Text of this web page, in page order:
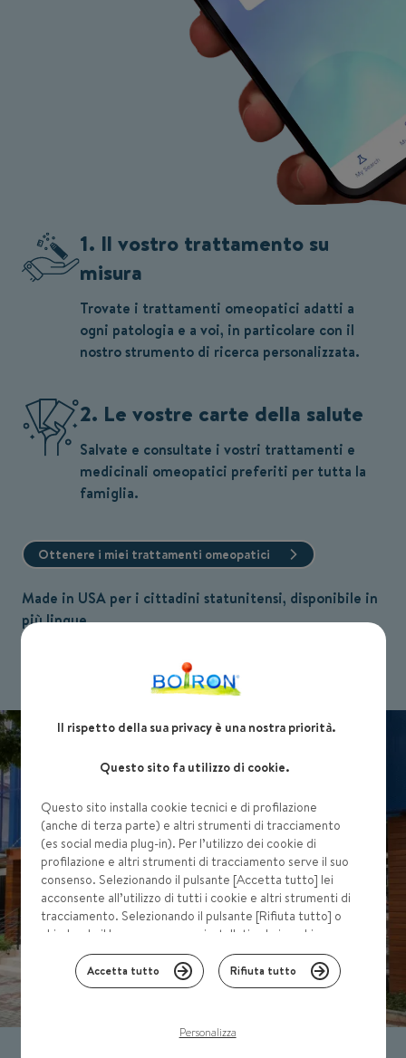
1. Il vostro trattamento su
misura
Trovate i trattamenti omeopatici adatti a
ogni patologia e a voi, in particolare con il
nostro strumento di ricerca personalizzata.
2. Le vostre carte della salute
Salvate e consultate i vostri trattamenti e
medicinali omeopatici preferiti per tutta la
famiglia.
Ottenere i miei trattamenti omeopatici
Made in USA per i cittadini statunitensi, disponibile in
più lingue.
Il rispetto della sua privacy è una nostra priorità.
Questo sito fa utilizzo di cookie.
Questo sito installa cookie tecnici e di profilazione
(anche di terza parte) e altri strumenti di tracciamento
(es social media plug-in). Per l’utilizzo dei cookie di
profilazione e altri strumenti di tracciamento serve il suo
consenso. Selezionando il pulsante [Accetta tutto] lei
acconsente all’utilizzo di tutti i cookie e altri strumenti di
tracciamento. Selezionando il pulsante [Rifiuta tutto] o
chiudendo il banner, verranno installati solo i cookies
tecnici. Se invece vuole personalizzare le sue scelte, col
pulsante [Personalizza] può indicare le categorie che
preferisce. Lei può modificare le sue scelte in ogni
Accetta tutto Rifiuta tutto
Personalizza